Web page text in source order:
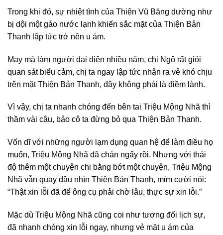
Trong khi đó, sự nhiệt tình của Thiện Vũ Băng dường như
bị dội một gáo nước lạnh khiến sắc mặt của Thiện Bản
Thanh lập tức trở nên u ám.
May mà làm người đại diện nhiều năm, chị Ngô rất giỏi
quan sát biểu cảm, chị ta ngay lập tức nhận ra vẻ khó chịu
trên mặt Thiện Bản Thanh, đây không phải là điềm lành.
Vì vậy, chị ta nhanh chóng đến bên tai Triệu Mộng Nhã thì
thầm vài câu, bảo cô ta đừng bỏ qua Thiện Bản Thanh.
Vốn dĩ với những người lạm dụng quan hệ để làm điều họ
muốn, Triệu Mộng Nhã đã chán ngấy rồi. Nhưng với thái
độ thêm một chuyện chi bằng bớt một chuyện, Triệu Mộng
Nhã vẫn quay đầu nhìn Thiện Bản Thanh, mỉm cười nói:
“Thật xin lỗi đã để ông cụ phải chờ lâu, thực sự xin lỗi.”
Mặc dù Triệu Mộng Nhã cũng coi như tương đối lịch sự,
đã nhanh chóng xin lỗi ngay, nhưng vẻ mặt u ám của